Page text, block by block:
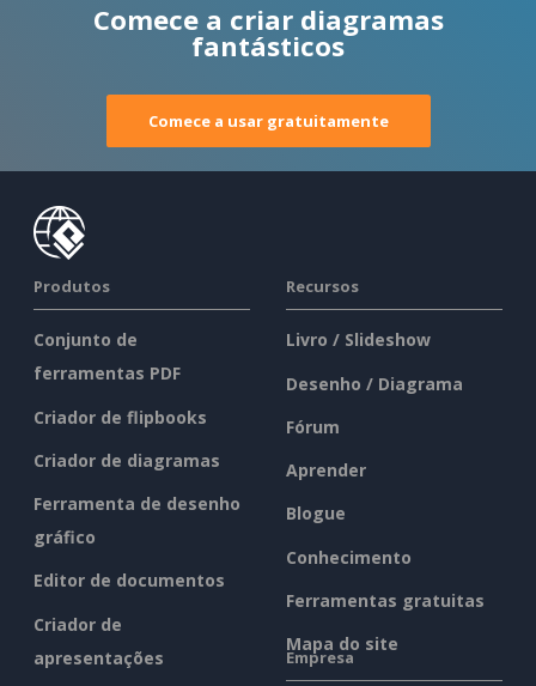
Comece a criar diagramas
fantásticos
Comece a usar gratuitamente
Produtos
Conjunto de
ferramentas PDF
Criador de flipbooks
Criador de diagramas
Ferramenta de desenho
gráfico
Editor de documentos
Criador de
apresentações
Recursos
Livro / Slideshow
Desenho / Diagrama
Fórum
Aprender
Blogue
Conhecimento
Ferramentas gratuitas
Mapa do site
Empresa